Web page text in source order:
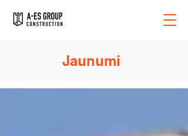
Jaunumi